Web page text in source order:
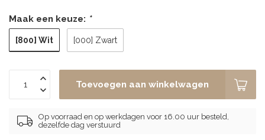
Maak een keuze: *
[800] Wit [000] Zwart
Toevoegen aan winkelwagen
Op voorraad en op werkdagen voor 16.00 uur besteld,
dezelfde dag verstuurd